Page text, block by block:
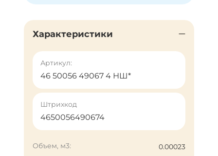
Характеристики
Артикул:
46 50056 49067 4 НШ*
Штрихкод
4650056490674
Объем, м3:
0.00023